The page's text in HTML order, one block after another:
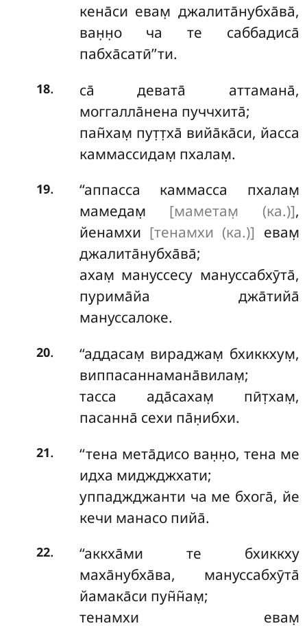
кена̄си евам̣ джалита̄нубха̄ва̄,
ван̣н̣о ча те саббадиса̄
пабха̄сатӣ’’ти.
18.
са̄ девата̄ аттамана̄,
моггалла̄нена пуччхита̄;
пан̃хам̣ пут̣т̣ха̄ вийа̄ка̄си, йасса
каммассидам̣ пхалам̣.
19.
‘‘аппасса каммасса пхалам̣
мамедам̣ [маметам̣ (ка.)],
йенамхи [тенамхи (ка.)] евам̣
джалита̄нубха̄ва̄;
ахам̣ мануссесу мануссабхӯта̄,
пурима̄йа джа̄тийа̄
мануссалоке.
20. ‘‘аддасам̣ вираджам̣ бхиккхум̣,
виппасаннамана̄вилам̣;
тасса ада̄сахам̣ пӣт̣хам̣,
пасанна̄ сехи па̄н̣ибхи.
21.
‘‘тена мета̄дисо ван̣н̣о, тена ме
идха миджджхати;
уппаджджанти ча ме бхога̄, йе
кечи манасо пийа̄.
22.
‘‘аккха̄ми те бхиккху
маха̄нубха̄ва, мануссабхӯта̄
йамака̄си пун̃н̃ам̣;
тенамхи евам̣